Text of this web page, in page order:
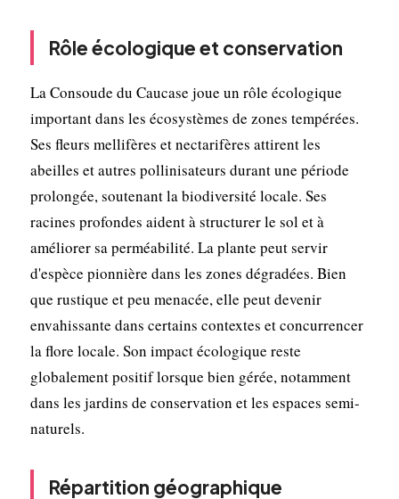
Rôle écologique et conservation
La Consoude du Caucase joue un rôle écologique
important dans les écosystèmes de zones tempérées.
Ses fleurs mellifères et nectarifères attirent les
abeilles et autres pollinisateurs durant une période
prolongée, soutenant la biodiversité locale. Ses
racines profondes aident à structurer le sol et à
améliorer sa perméabilité. La plante peut servir
d'espèce pionnière dans les zones dégradées. Bien
que rustique et peu menacée, elle peut devenir
envahissante dans certains contextes et concurrencer
la flore locale. Son impact écologique reste
globalement positif lorsque bien gérée, notamment
dans les jardins de conservation et les espaces semi-
naturels.
Répartition géographique